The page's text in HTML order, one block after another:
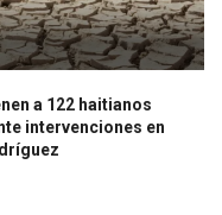
a 122 haitianos
intervenciones en